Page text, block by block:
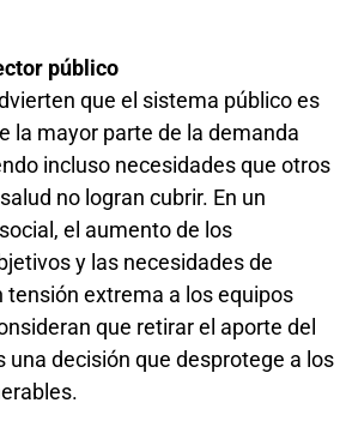
público
que el sistema público es
la mayor parte de la demanda
incluso necesidades que otros
no logran cubrir. En un
el aumento de los
y las necesidades de
tensión extrema a los equipos
que retirar el aporte del
una decisión que desprotege a los